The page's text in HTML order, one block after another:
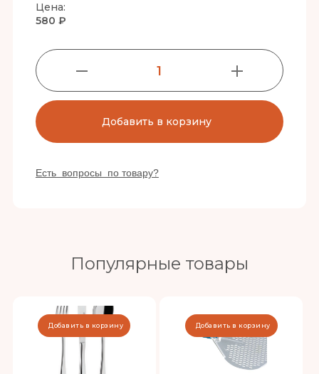
Цена:
580 ₽
1
Добавить в корзину
Есть вопросы по товару?
Популярные товары
Добавить в корзину Добавить в корзину